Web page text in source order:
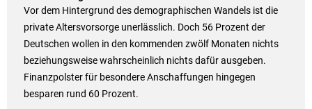
Vor dem Hintergrund des demographischen Wandels ist die
private Altersvorsorge unerlässlich. Doch 56 Prozent der
Deutschen wollen in den kommenden zwölf Monaten nichts
beziehungsweise wahrscheinlich nichts dafür ausgeben.
Finanzpolster für besondere Anschaffungen hingegen
besparen rund 60 Prozent.